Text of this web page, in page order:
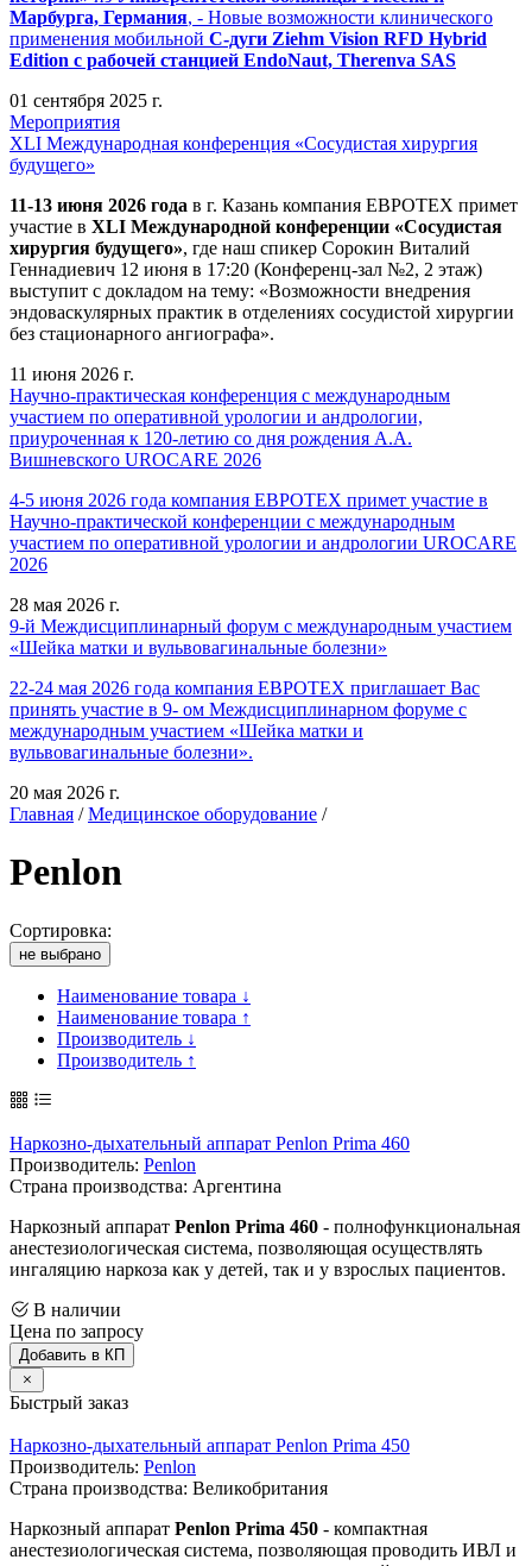
Марбурга, Германия, - Новые возможности клинического
применения мобильной С-дуги Ziehm Vision RFD Hybrid
Edition с рабочей станцией EndoNaut, Therenva SAS
01 сентября 2025 г.
Мероприятия
XLI Международная конференция «Сосудистая хирургия
будущего»
11-13 июня 2026 года в г. Казань компания ЕВРОТЕХ примет
участие в XLI Международной конференции «Сосудистая
хирургия будущего», где наш спикер Сорокин Виталий
Геннадиевич 12 июня в 17:20 (Конференц-зал №2, 2 этаж)
выступит с докладом на тему: «Возможности внедрения
эндоваскулярных практик в отделениях сосудистой хирургии
без стационарного ангиографа».
11 июня 2026 г.
Научно-практическая конференция с международным
участием по оперативной урологии и андрологии,
приуроченная к 120-летию со дня рождения А.А.
Вишневского UROCARE 2026
4-5 июня 2026 года компания ЕВРОТЕХ примет участие в
Научно-практической конференции с международным
участием по оперативной урологии и андрологии UROCARE
2026
28 мая 2026 г.
9-й Междисциплинарный форум с международным участием
«Шейка матки и вульвовагинальные болезни»
22-24 мая 2026 года компания ЕВРОТЕХ приглашает Вас
принять участие в 9- ом Междисциплинарном форуме с
международным участием «Шейка матки и
вульвовагинальные болезни».
20 мая 2026 г.
Главная / Медицинское оборудование /
Penlon
Сортировка:
не выбрано
Наименование товара ↓
Наименование товара ↑
Производитель ↓
Производитель ↑
Наркозно-дыхательный аппарат Penlon Prima 460
Производитель: Penlon
Страна производства: Аргентина
Наркозный аппарат Penlon Prima 460 - полнофункциональная
анестезиологическая система, позволяющая осуществлять
ингаляцию наркоза как у детей, так и у взрослых пациентов.
В наличии
Цена по запросу
Добавить в КП
Быстрый заказ
Наркозно-дыхательный аппарат Penlon Prima 450
Производитель: Penlon
Страна производства: Великобритания
Наркозный аппарат Penlon Prima 450 - компактная
анестезиологическая система, позволяющая проводить ИВЛ и